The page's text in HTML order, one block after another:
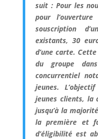
suit : Pour les
pour
souscription
existants, 30
d’une carte.
du groupe
concurrentiel
jeunes.
jeunes clients, la
jusqu’à la
la première et
d’éligibilité est